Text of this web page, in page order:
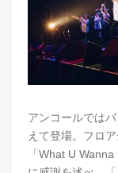
アンコールでは
えて登場。フロ
「What U